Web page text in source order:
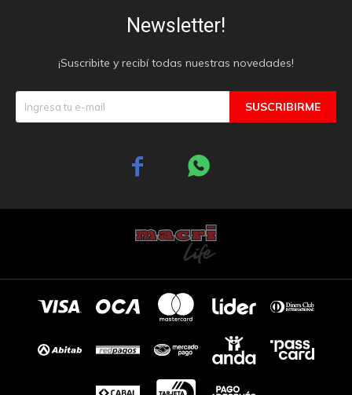
Newsletter!
¡Suscribite y recibí todas nuestras novedades!
SUSCRIBIRME
 